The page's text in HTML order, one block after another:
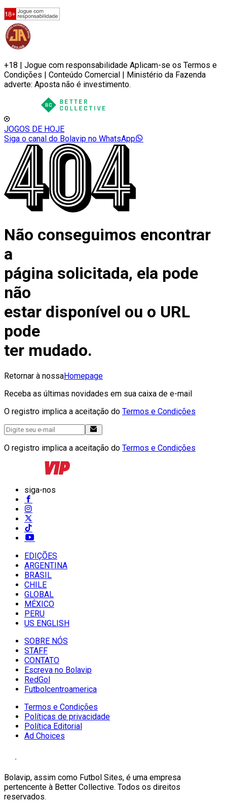
+18 | Jogue com responsabilidade Aplicam-se os Termos e
Condições | Conteúdo Comercial | Ministério da Fazenda
adverte: Aposta não é investimento.
JOGOS DE HOJE
Siga o canal do Bolavip no WhatsApp
Não conseguimos encontrar
a
página solicitada, ela pode
não
estar disponível ou o URL
pode
ter mudado.
Retornar à nossaHomepage
Receba as últimas novidades em sua caixa de e-mail
O registro implica a aceitação do Termos e Condições
O registro implica a aceitação do Termos e Condições
siga-nos
EDIÇÕES
ARGENTINA
BRASIL
CHILE
GLOBAL
MÉXICO
PERU
US ENGLISH
SOBRE NÓS
STAFF
CONTATO
Escreva no Bolavip
RedGol
Futbolcentroamerica
Termos e Condições
Políticas de privacidade
Política Editorial
Ad Choices
Bolavip, assim como Futbol Sites, é uma empresa
pertencente à Better Collective. Todos os direitos
reservados.